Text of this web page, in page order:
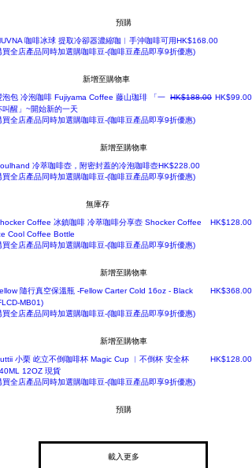
預購
咖啡冰球 提取冷卻器濃縮咖︳手沖咖啡可用價格
HK$168.00
買全店產品同時加選購咖啡豆-(咖啡豆產品即享9折優惠)
新增至購物車
泡包 冷泡咖啡 Fujiyama Coffee 藤山珈琲 「一
叫醒」~開始新的一天
一般價格
HK$188.00 促銷價格
HK$99.00
買全店產品同時加選購咖啡豆-(咖啡豆產品即享9折優惠)
新增至購物車
冷萃咖啡壺，附密封蓋的冷泡咖啡壺價格
HK$228.00
買全店產品同時加選購咖啡豆-(咖啡豆產品即享9折優惠)
無庫存
Coffee 冰鎮咖啡 冷萃咖啡分享壺 Shocker Coffee
Cool Coffee Bottle
價格
HK$128.00
買全店產品同時加選購咖啡豆-(咖啡豆產品即享9折優惠)
新增至購物車
安士 355ml
隨行真空保溫瓶 -Fellow Carter Cold 16oz - Black
MB01)
價格
HK$368.00
買全店產品同時加選購咖啡豆-(咖啡豆產品即享9折優惠)
新增至購物車
立不倒咖啡杯
小栗 屹立不倒咖啡杯 Magic Cup ︳不倒杯 安全杯
12OZ 現貨
價格
HK$128.00
買全店產品同時加選購咖啡豆-(咖啡豆產品即享9折優惠)
預購
載入更多